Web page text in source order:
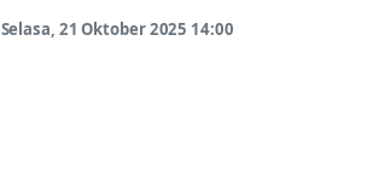
Selasa, 21 Oktober 2025 14:00